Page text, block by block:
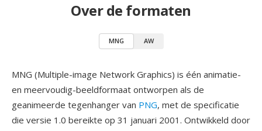
Over de formaten
MNG AW
MNG (Multiple-image Network Graphics) is één animatie-
en meervoudig-beeldformaat ontworpen als de
geanimeerde tegenhanger van PNG, met de specificatie
die versie 1.0 bereikte op 31 januari 2001. Ontwikkeld door